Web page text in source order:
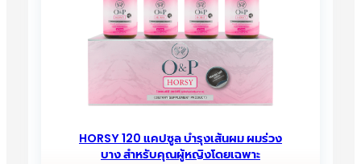
HORSY 120 แคปซูล บำรุงเส้นผม ผมร่วง
บาง สำหรับคุณผู้หญิงโดยเฉพาะ